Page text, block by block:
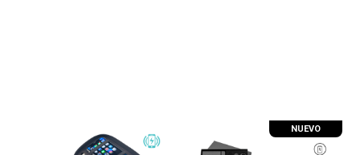
NUEVO